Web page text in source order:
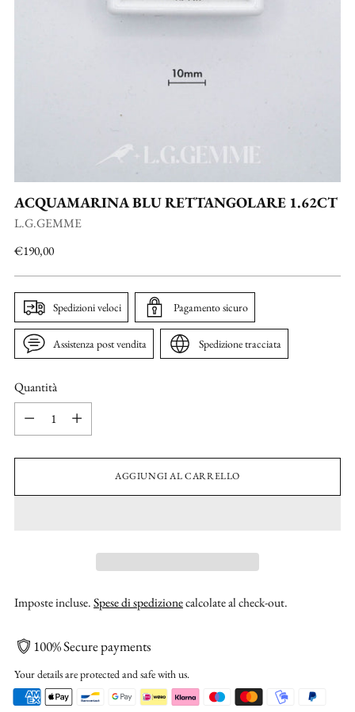
ACQUAMARINA BLU RETTANGOLARE 1.62CT
L.G.GEMME
Prezzo
€190,00
Spedizioni veloci Pagamento sicuro
Assistenza post vendita Spedizione tracciata
Quantità
Quantità
AGGIUNGI AL CARRELLO
Imposte incluse.Spese di spedizionecalcolate al check-out.
100% Secure payments
Your details are protected and safe with us.